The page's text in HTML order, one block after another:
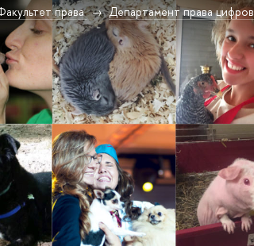
права
Департамент права